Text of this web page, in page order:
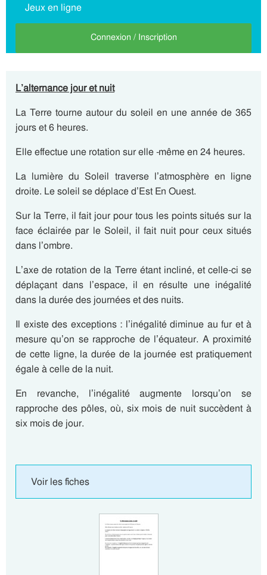
Jeux en ligne
Connexion / Inscription
L’alternance jour et nuit
La Terre tourne autour du soleil en une année de 365
jours et 6 heures.
Elle effectue une rotation sur elle -même en 24 heures.
La lumière du Soleil traverse l’atmosphère en ligne
droite. Le soleil se déplace d’Est En Ouest.
Sur la Terre, il fait jour pour tous les points situés sur la
face éclairée par le Soleil, il fait nuit pour ceux situés
dans l’ombre.
L’axe de rotation de la Terre étant incliné, et celle-ci se
déplaçant dans l’espace, il en résulte une inégalité
dans la durée des journées et des nuits.
Il existe des exceptions : l’inégalité diminue au fur et à
mesure qu’on se rapproche de l’équateur. A proximité
de cette ligne, la durée de la journée est pratiquement
égale à celle de la nuit.
En revanche, l’inégalité augmente lorsqu’on se
rapproche des pôles, où, six mois de nuit succèdent à
six mois de jour.
Voir les fiches